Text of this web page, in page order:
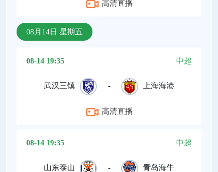
高清直播
08月14日 星期五
08-14 19:35 中超
武汉三镇 - 上海海港
高清直播
08-14 19:35 中超
山东泰山 - 青岛海牛